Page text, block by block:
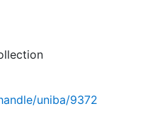
uniba/9372